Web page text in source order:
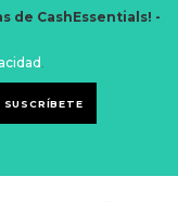
de CashEssentials! -
.
SUSCRÍBETE